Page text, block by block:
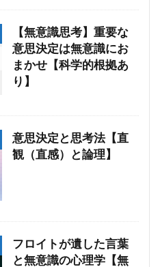
【無意識思考】重要な
意思決定は無意識にお
まかせ【科学的根拠あ
り】
意思決定と思考法【直
観（直感）と論理】
フロイトが遺した言葉
と無意識の心理学【無